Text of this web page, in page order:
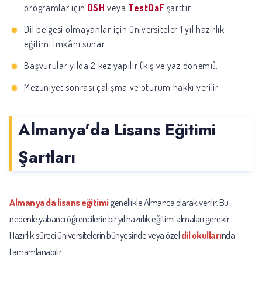
programlar için DSH veya TestDaF şarttır.
Dil belgesi olmayanlar için üniversiteler 1 yıl hazırlık
eğitimi imkânı sunar.
Başvurular yılda 2 kez yapılır (kış ve yaz dönemi).
Mezuniyet sonrası çalışma ve oturum hakkı verilir.
Almanya'da Lisans Eğitimi
Şartları
Almanya'da lisans eğitimigenellikle Almanca olarak verilir. Bu
nedenle yabancı öğrencilerin bir yıl hazırlık eğitimi almaları gerekir.
Hazırlık süreci üniversitelerin bünyesinde veya özeldil okullarında
tamamlanabilir.